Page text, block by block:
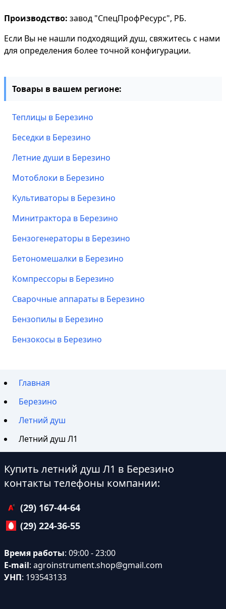
Производство: завод "СпецПрофРесурс", РБ.
Если Вы не нашли подходящий душ, свяжитесь с нами
для определения более точной конфигурации.
Товары в вашем регионе:
Теплицы в Березино
Беседки в Березино
Летние души в Березино
Мотоблоки в Березино
Культиваторы в Березино
Минитрактора в Березино
Бензогенераторы в Березино
Бетономешалки в Березино
Компрессоры в Березино
Сварочные аппараты в Березино
Бензопилы в Березино
Бензокосы в Березино
Главная
Березино
Летний душ
Летний душ Л1
Купить летний душ Л1 в Березино
контакты телефоны компании:
(29) 167-44-64
(29) 224-36-55
Время работы: 09:00 - 23:00
E-mail: agroinstrument.shop@gmail.com
УНП: 193543133